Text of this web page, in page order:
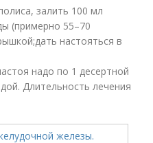
залить 100 мл
(примерно 55–70
настояться в
надо по 1 десертной
Длительность лечения